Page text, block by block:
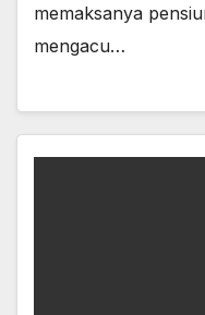
memaksanya
mengacu…